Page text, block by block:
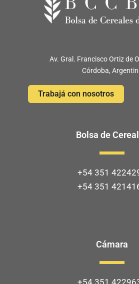
Av. Gral. Francisco Ortiz de
Córdoba,
Trabajá con nosotros
Bolsa de
+54 351
+54 351
Cámara
+54 351